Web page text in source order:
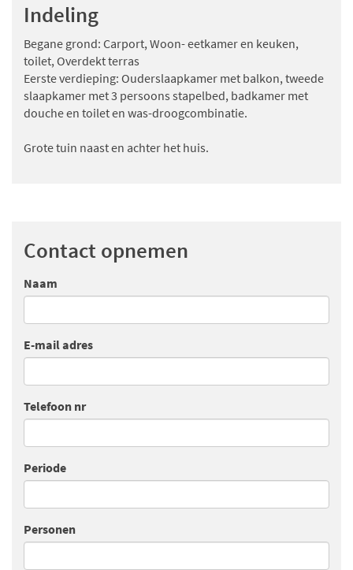
Indeling
Begane grond: Carport, Woon- eetkamer en keuken,
toilet, Overdekt terras
Eerste verdieping: Ouderslaapkamer met balkon, tweede
slaapkamer met 3 persoons stapelbed, badkamer met
douche en toilet en was-droogcombinatie.
Grote tuin naast en achter het huis.
Contact opnemen
Naam
E-mail adres
Telefoon nr
Periode
Personen